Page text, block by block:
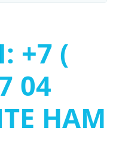
+7 (
04
НАМ